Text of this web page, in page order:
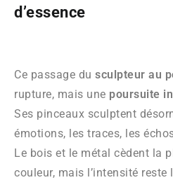
d’essence
Ce passage du sculpteur au
rupture, mais une poursuite
Ses pinceaux sculptent
émotions, les traces, les
Le bois et le métal cèdent la
couleur, mais l’intensité reste